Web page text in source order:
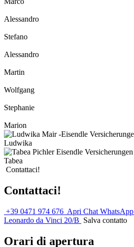
Alessandro
Stefano
Alessandro
Martin
Wolfgang
Stephanie
Marion
Ludwika
Tabea
Contattaci!
Contattaci!
+39 0471 974 676 Apri Chat WhatsApp
Leonardo da Vinci 20/B Salva contatto
Orari di apertura